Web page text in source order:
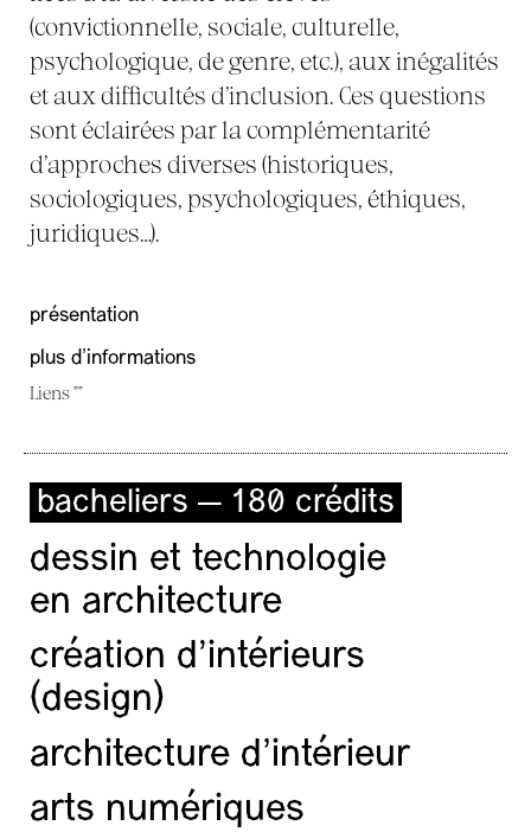
(convictionnelle, sociale, culturelle,
psychologique, de genre, etc.), aux inégalités
et aux difficultés d’inclusion. Ces questions
sont éclairées par la complémentarité
d’approches diverses (historiques,
sociologiques, psychologiques, éthiques,
juridiques…).
présentation
plus d'informations
Liens ""
bacheliers — 180 crédits
dessin et technologie
en architecture
création d'intérieurs
(design)
architecture d’intérieur
arts numériques